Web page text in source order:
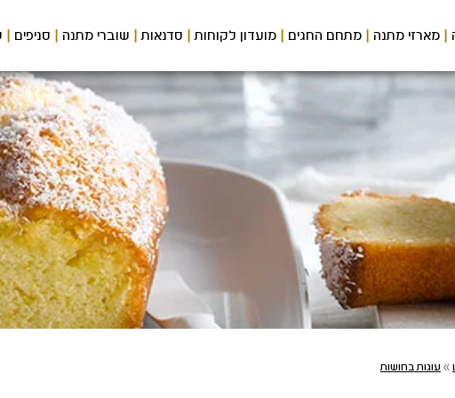
מארזי מתנה מתחם החגים מועדון לקוחות סדנאות שוברי מתנה סניפים
» עוגות בחושות